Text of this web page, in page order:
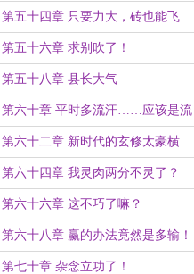
第五十四章 只要力大，砖也能飞
第五十六章 求别吹了！
第五十八章 县长大气
第六十章 平时多流汗……应该是流
汗吧？
第六十二章 新时代的玄修太豪横
了！
第六十四章 我灵肉两分不灵了？
第六十六章 这不巧了嘛？
第六十八章 赢的办法竟然是多输！
第七十章 杂念立功了！